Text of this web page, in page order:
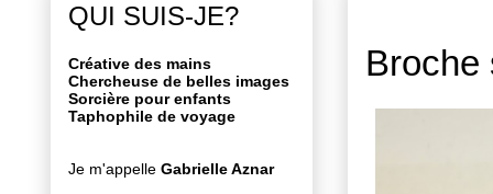
Broche
QUI SUIS-JE?
Créative des mains
Chercheuse de belles images
Sorcière pour enfants
Taphophile de voyage
Je m'appelle Gabrielle Aznar